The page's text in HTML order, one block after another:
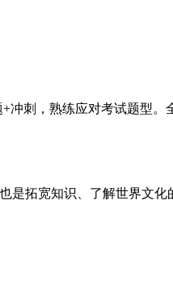
冲刺，熟练应对考试题型。
是拓宽知识、了解世界文